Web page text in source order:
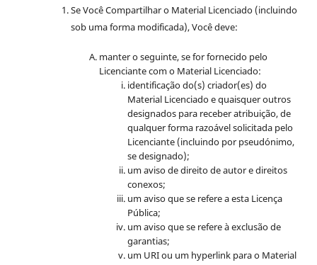
Se Você Compartilhar o Material Licenciado (incluindo
sob uma forma modificada), Você deve:
manter o seguinte, se for fornecido pelo
Licenciante com o Material Licenciado:
identificação do(s) criador(es) do
Material Licenciado e quaisquer outros
designados para receber atribuição, de
qualquer forma razoável solicitada pelo
Licenciante (incluindo por pseudónimo,
se designado);
um aviso de direito de autor e direitos
conexos;
um aviso que se refere a esta Licença
Pública;
um aviso que se refere à exclusão de
garantias;
um URI ou um hyperlink para o Material